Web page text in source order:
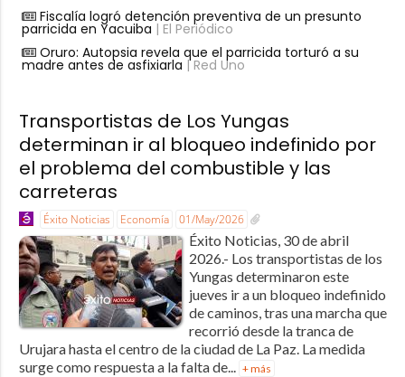
Fiscalía logró detención preventiva de un presunto
parricida en Yacuiba | El Periódico
Oruro: Autopsia revela que el parricida torturó a su
madre antes de asfixiarla | Red Uno
Transportistas de Los Yungas
determinan ir al bloqueo indefinido por
el problema del combustible y las
carreteras
Éxito Noticias Economía 01/May/2026
Éxito Noticias, 30 de abril
2026.- Los transportistas de los
Yungas determinaron este
jueves ir a un bloqueo indefinido
de caminos, tras una marcha que
recorrió desde la tranca de
Urujara hasta el centro de la ciudad de La Paz. La medida
surge como respuesta a la falta de... + más